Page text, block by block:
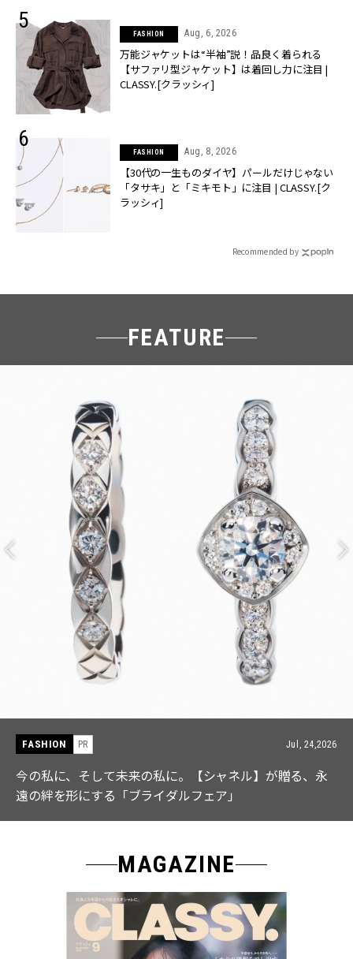
FASHION Aug, 6, 2026
万能ジャケットは“半袖”説！品良く着られる
【サファリ型ジャケット】は着回し力に注目 |
CLASSY.[クラッシィ]
FASHION Aug, 8, 2026
【30代の一生ものダイヤ】パールだけじゃない
「タサキ」と「ミキモト」に注目 | CLASSY.[ク
ラッシィ]
Recommended by
FEATURE
FASHION PR Jul, 15,2026
【ICB】人気インフルエンサーと共同制作! 週5で着たく
なる「名品ブラウス」２選
MAGAZINE